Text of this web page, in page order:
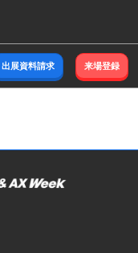
出展資料請求 来場登録